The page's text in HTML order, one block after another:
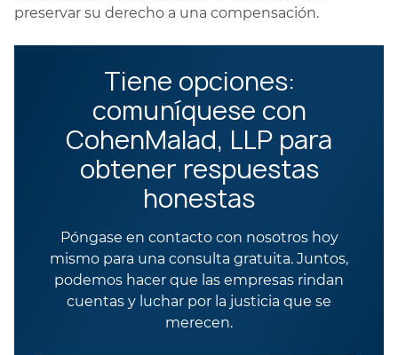
preservar su derecho a una compensación.
Tiene opciones:
comuníquese con
CohenMalad, LLP para
obtener respuestas
honestas
Póngase en contacto con nosotros hoy
mismo para una consulta gratuita. Juntos,
podemos hacer que las empresas rindan
cuentas y luchar por la justicia que se
merecen.